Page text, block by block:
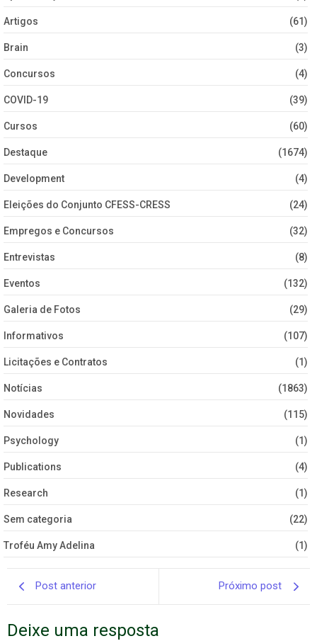
Artigos (61)
Brain (3)
Concursos (4)
COVID-19 (39)
Cursos (60)
Destaque (1674)
Development (4)
Eleições do Conjunto CFESS-CRESS (24)
Empregos e Concursos (32)
Entrevistas (8)
Eventos (132)
Galeria de Fotos (29)
Informativos (107)
Licitações e Contratos (1)
Notícias (1863)
Novidades (115)
Psychology (1)
Publications (4)
Research (1)
Sem categoria (22)
Troféu Amy Adelina (1)
Post anterior Próximo post
Deixe uma resposta